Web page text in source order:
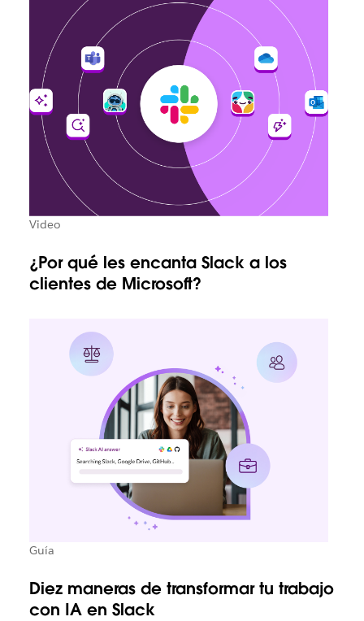
Video
¿Por qué les encanta Slack a los
clientes de Microsoft?
Guía
Diez maneras de transformar tu trabajo
con IA en Slack